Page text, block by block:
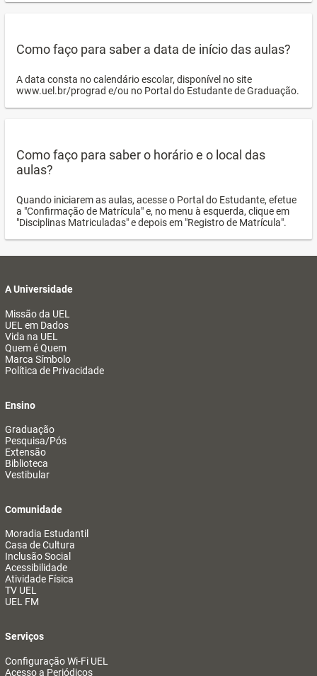
Como faço para saber a data de início das aulas?
A data consta no calendário escolar, disponível no site
www.uel.br/prograd e/ou no Portal do Estudante de Graduação.
Como faço para saber o horário e o local das
aulas?
Quando iniciarem as aulas, acesse o Portal do Estudante, efetue
a "Confirmação de Matrícula" e, no menu à esquerda, clique em
"Disciplinas Matriculadas" e depois em "Registro de Matrícula".
A Universidade
Missão da UEL
UEL em Dados
Vida na UEL
Quem é Quem
Marca Símbolo
Política de Privacidade
Ensino
Graduação
Pesquisa/Pós
Extensão
Biblioteca
Vestibular
Comunidade
Moradia Estudantil
Casa de Cultura
Inclusão Social
Acessibilidade
Atividade Física
TV UEL
UEL FM
Serviços
Configuração Wi-Fi UEL
Acesso a Periódicos